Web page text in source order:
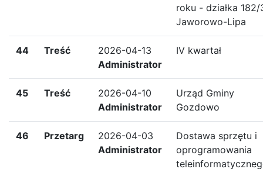
roku - działka 182/
Jaworowo-Lipa
44 Treść
2026-04-13
Administrator
IV kwartał
45 Treść
2026-04-10
Administrator
Urząd Gminy
Gozdowo
46 Przetarg
2026-04-03
Administrator
Dostawa sprzętu i
oprogramowania